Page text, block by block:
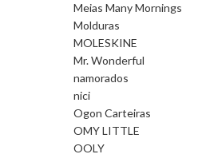
Meias Many Mornings
Molduras
MOLESKINE
Mr. Wonderful
namorados
nici
Ogon Carteiras
OMY LITTLE
OOLY